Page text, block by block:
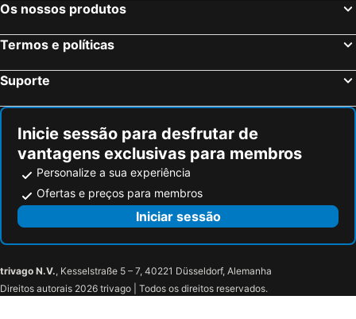
Os nossos produtos
Termos e políticas
Suporte
Inicie sessão para desfrutar de
vantagens exclusivas para membros
Personalize a sua experiência
Ofertas e preços para membros
Iniciar sessão
trivago N.V., Kesselstraße 5 – 7, 40221 Düsseldorf, Alemanha
Direitos autorais 2026 trivago | Todos os direitos reservados.